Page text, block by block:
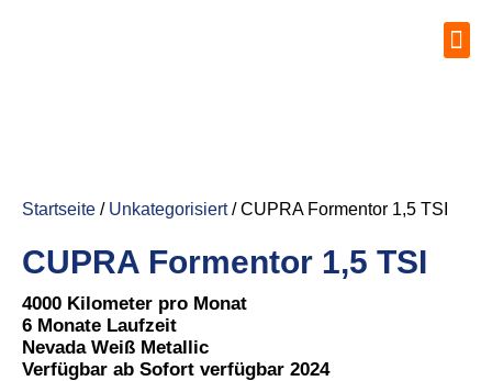
Startseite / Unkategorisiert/ CUPRA Formentor 1,5 TSI
CUPRA Formentor 1,5 TSI
4000 Kilometer pro Monat
6 Monate Laufzeit
Nevada Weiß Metallic
Verfügbar ab Sofort verfügbar 2024